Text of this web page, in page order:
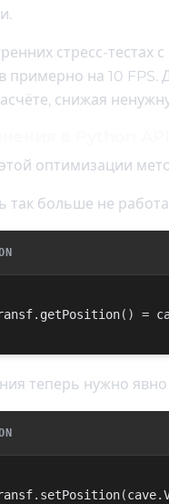
стресс-
примерно на 10 FPS.
снижая
оптимизации
так больше не
. getPosition( ) =
теперь нужно явно
. setPosition(cave.